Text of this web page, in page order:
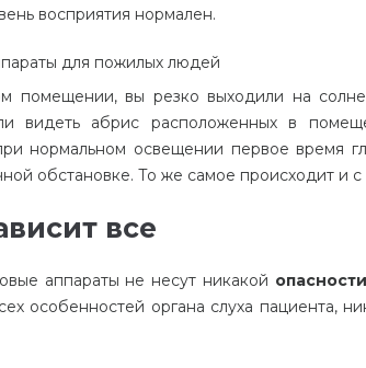
восприятия нормален.
помещении, вы резко выходили на
видеть абрис расположенных в
нормальном освещении первое время
обстановке. То же самое происходит и с
все
аппараты не несут никакой опасности
особенностей органа слуха пациента,